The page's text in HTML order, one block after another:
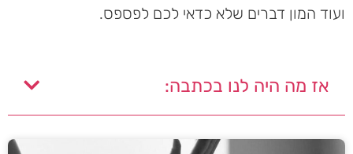
ועוד המון דברים שלא כדאי לכם לפספס.
אז מה היה לנו בכתבה: